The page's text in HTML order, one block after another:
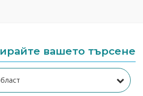
вашето търсене